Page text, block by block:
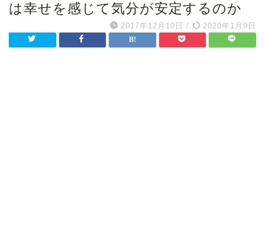
は幸せを感じて気分が安定するのか
2017年12月10日 / 2020年1月9日